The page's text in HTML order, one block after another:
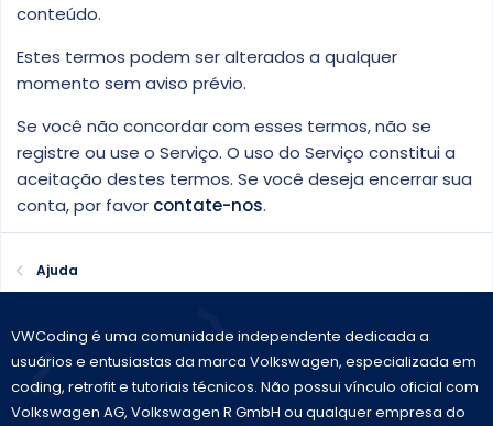
conteúdo.
Estes termos podem ser alterados a qualquer
momento sem aviso prévio.
Se você não concordar com esses termos, não se
registre ou use o Serviço. O uso do Serviço constitui a
aceitação destes termos. Se você deseja encerrar sua
conta, por favor contate-nos.
Ajuda
VWCoding é uma comunidade independente dedicada a
usuários e entusiastas da marca Volkswagen, especializada em
coding, retrofit e tutoriais técnicos. Não possui vínculo oficial com
Volkswagen AG, Volkswagen R GmbH ou qualquer empresa do